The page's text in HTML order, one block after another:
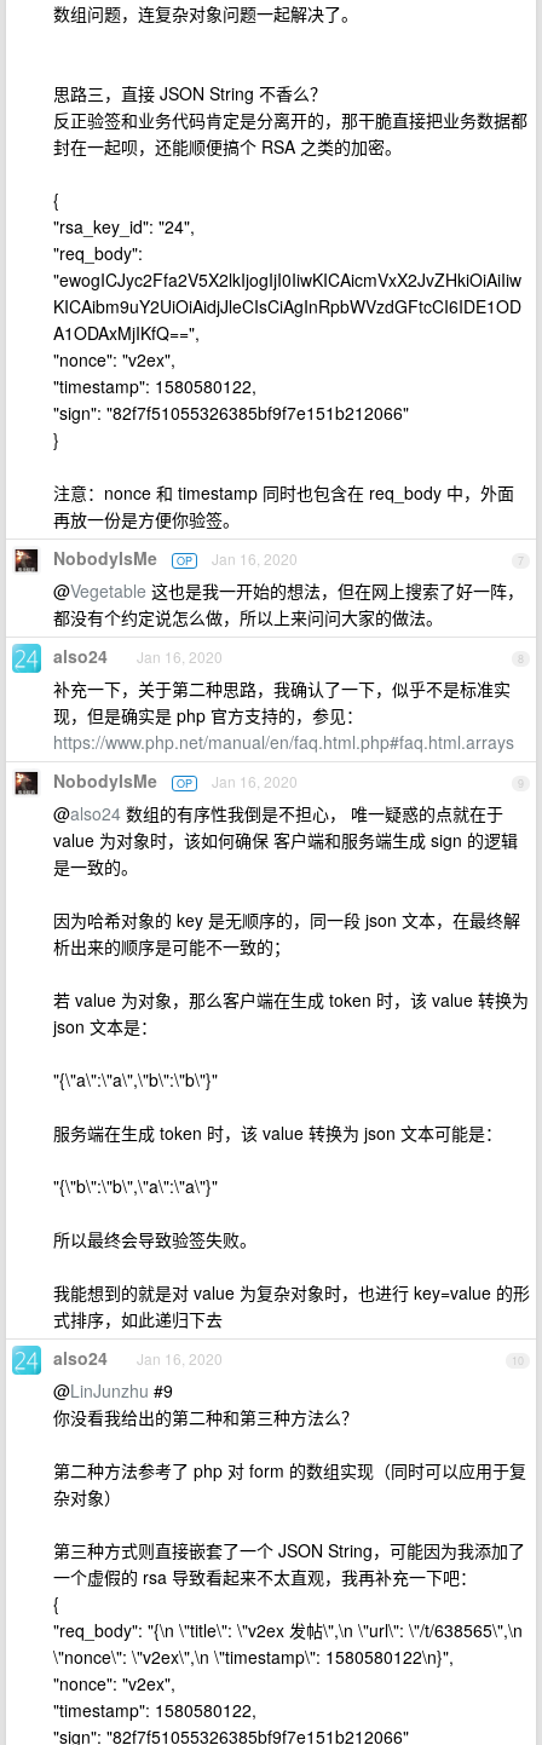
数组问题，连复杂对象问题一起解决了。
思路三，直接 JSON String 不香么？
反正验签和业务代码肯定是分离开的，那干脆直接把业务数据都
封在一起呗，还能顺便搞个 RSA 之类的加密。
{
"rsa_key_id": "24",
"req_body":
"ewogICJyc2Ffa2V5X2lkIjogIjI0IiwKICAicmVxX2JvZHkiOiAiIiw
KICAibm9uY2UiOiAidjJleCIsCiAgInRpbWVzdGFtcCI6IDE1OD
A1ODAxMjIKfQ==",
"nonce": "v2ex",
"timestamp": 1580580122,
"sign": "82f7f51055326385bf9f7e151b212066"
}
注意：nonce 和 timestamp 同时也包含在 req_body 中，外面
再放一份是方便你验签。
7
NobodyIsMe OP Jan 16, 2020
@Vegetable 这也是我一开始的想法，但在网上搜索了好一阵，
都没有个约定说怎么做，所以上来问问大家的做法。
8
also24 Jan 16, 2020
补充一下，关于第二种思路，我确认了一下，似乎不是标准实
现，但是确实是 php 官方支持的，参见：
https://www.php.net/manual/en/faq.html.php#faq.html.arrays
9
NobodyIsMe OP Jan 16, 2020
@also24 数组的有序性我倒是不担心， 唯一疑惑的点就在于
value 为对象时，该如何确保 客户端和服务端生成 sign 的逻辑
是一致的。
因为哈希对象的 key 是无顺序的，同一段 json 文本，在最终解
析出来的顺序是可能不一致的；
若 value 为对象，那么客户端在生成 token 时，该 value 转换为
json 文本是：
"{\"a\":\"a\",\"b\":\"b\"}"
服务端在生成 token 时，该 value 转换为 json 文本可能是：
"{\"b\":\"b\",\"a\":\"a\"}"
所以最终会导致验签失败。
我能想到的就是对 value 为复杂对象时，也进行 key=value 的形
式排序，如此递归下去
10
also24 Jan 16, 2020
@LinJunzhu #9
你没看我给出的第二种和第三种方法么？
第二种方法参考了 php 对 form 的数组实现（同时可以应用于复
杂对象）
第三种方式则直接嵌套了一个 JSON String，可能因为我添加了
一个虚假的 rsa 导致看起来不太直观，我再补充一下吧：
{
"req_body": "{\n \"title\": \"v2ex 发帖\",\n \"url\": \"/t/638565\",\n
\"nonce\": \"v2ex\",\n \"timestamp\": 1580580122\n}",
"nonce": "v2ex",
"timestamp": 1580580122,
"sign": "82f7f51055326385bf9f7e151b212066"